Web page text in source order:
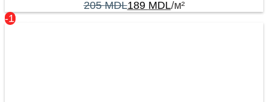
205MDL189 MDL/м²
-17%